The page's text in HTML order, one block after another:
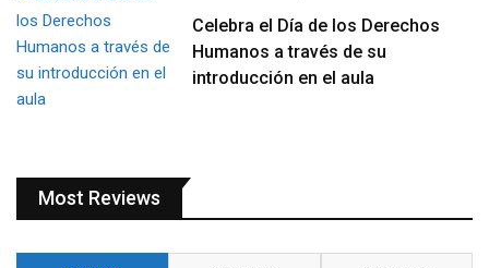
Celebra el Día de los Derechos
Humanos a través de su
introducción en el aula
Most Reviews